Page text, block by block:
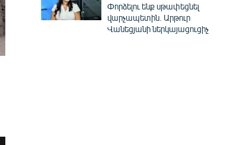
Փորձելու ենք սթափեցնել
վարչապետին. Արթուր
Վանեցյանի ներկայացուցիչ